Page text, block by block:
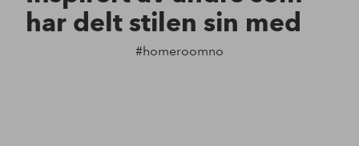
har delt stilen sin med
#homeroomno